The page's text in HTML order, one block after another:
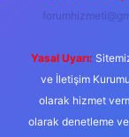
Yasal Uyarı:
ve İletişim
olarak hizmet
olarak denetleme